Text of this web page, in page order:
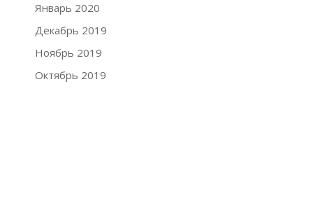
Январь 2020
Декабрь 2019
Ноябрь 2019
Октябрь 2019